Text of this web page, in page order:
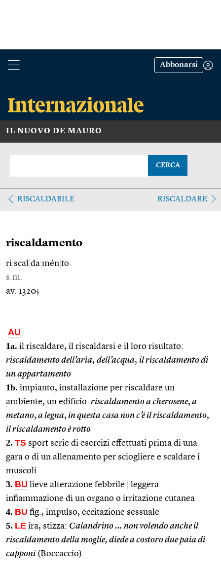
Abbonarsi
IL NUOVO DE MAURO
CERCA
RISCALDABILE RISCALDARE
riscaldamento
ri scal da mén to
s.m.
av. 1320;
AU
1a. il riscaldare, il riscaldarsi e il loro risultato:
riscaldamento dell’aria, dell’acqua, il riscaldamento di
un appartamento
1b. impianto, installazione per riscaldare un
ambiente, un edificio: riscaldamento a cherosene, a
metano, a legna, in questa casa non c’è il riscaldamento,
il riscaldamento è rotto
2. TS sport serie di esercizi effettuati prima di una
gara o di un allenamento per sciogliere e scaldare i
muscoli
3. BU lieve alterazione febbrile
leggera
infiammazione di un organo o irritazione cutanea
4. BU fig., impulso, eccitazione sessuale
5. LE ira, stizza: Calandrino … non volendo anche il
riscaldamento della moglie, diede a costoro due paia di
capponi (Boccaccio)